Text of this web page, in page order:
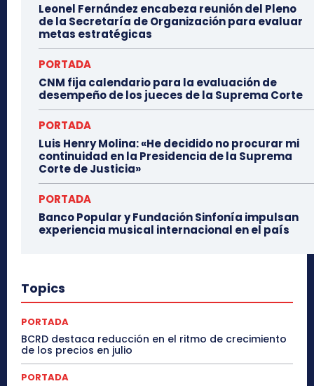
Leonel Fernández encabeza reunión del Pleno
de la Secretaría de Organización para evaluar
metas estratégicas
PORTADA
CNM fija calendario para la evaluación de
desempeño de los jueces de la Suprema Corte
PORTADA
Luis Henry Molina: «He decidido no procurar mi
continuidad en la Presidencia de la Suprema
Corte de Justicia»
PORTADA
Banco Popular y Fundación Sinfonía impulsan
experiencia musical internacional en el país
Topics
PORTADA
BCRD destaca reducción en el ritmo de crecimiento
de los precios en julio
PORTADA